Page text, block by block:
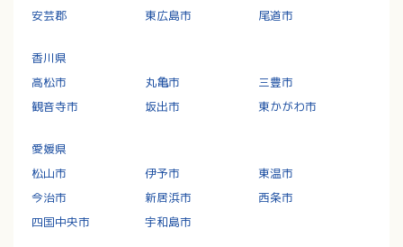
安芸郡
東広島市 尾道市
香川県
高松市
丸亀市
三豊市
観音寺市
坂出市 東かがわ市
愛媛県
松山市
伊予市
東温市
今治市
新居浜市
西条市
四国中央市
宇和島市